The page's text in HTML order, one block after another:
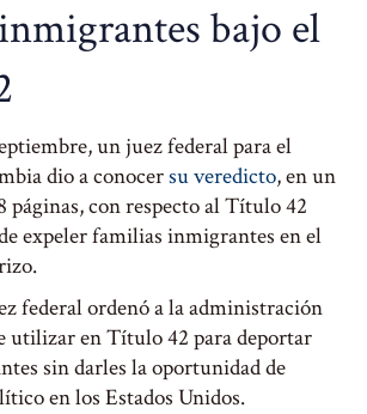
bajo el
un juez federal para el
dio a conocersu veredicto, en un
páginas, con respecto al Título 42
expeler familias inmigrantes en el
federal ordenó a la administración
utilizar en Título 42 para deportar
sin darles la oportunidad de
en los Estados Unidos.